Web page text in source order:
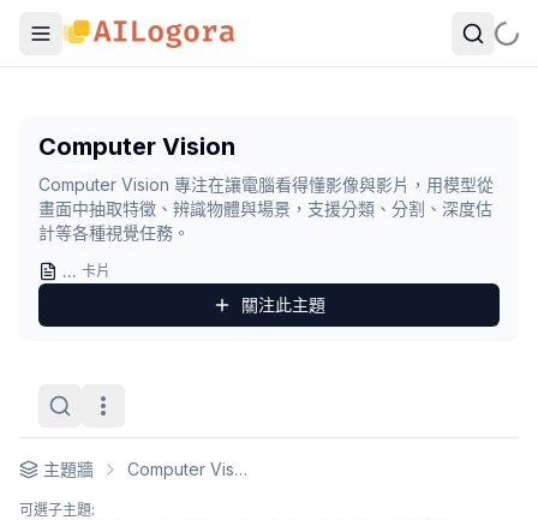
Computer Vision 專注在讓電腦看得懂影像與影片，用模型從
觀點卡列表
The night my AI-powered setup collapsed on bare metal
Project Mnemosyne- 作者： Rosalind Pembrick
Apple 發布開源影片生成模型：STARFlow-V- 作者：林子豪
Karpathy 對 DeepSeek OCR 的看法- 作者：
Computer Vision
Computer Vision 專注在讓電腦看得懂影像與影片，用模型從
畫面中抽取特徵、辨識物體與場景，支援分類、分割、深度估
計等各種視覺任務。 ​
... 卡片
關注此主題
主題牆 Computer Vision
可選子主題: